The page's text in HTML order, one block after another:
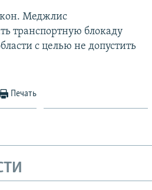
Меджлис
транспортную блокаду
с целью не допустить
Печать